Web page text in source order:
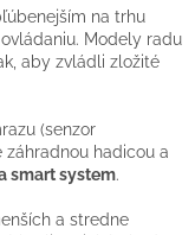
na trhu
Modely radu
aby zvládli zložité
(senzor
záhradnou hadicou a
smart system.
a stredne